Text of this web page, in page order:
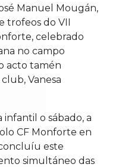
Manuel Mougán,
trofeos do VII
celebrado
no campo
acto tamén
Vanesa
o sábado, a
CF Monforte en
este
simultáneo das